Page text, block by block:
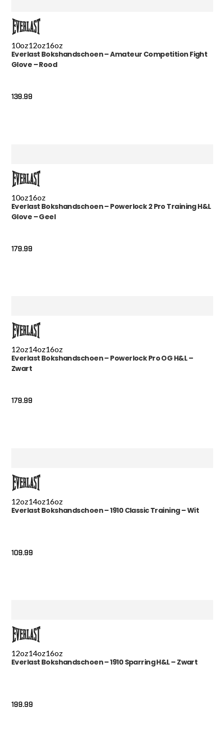
10oz12oz16oz
Everlast Bokshandschoen – Amateur Competition Fight
Glove – Rood
139.99
10oz16oz
Everlast Bokshandschoen – Powerlock 2 Pro Training H&L
Glove – Geel
179.99
12oz14oz16oz
Everlast Bokshandschoen – Powerlock Pro OG H&L –
Zwart
179.99
12oz14oz16oz
Everlast Bokshandschoen – 1910 Classic Training – Wit
109.99
12oz14oz16oz
Everlast Bokshandschoen – 1910 Sparring H&L – Zwart
199.99